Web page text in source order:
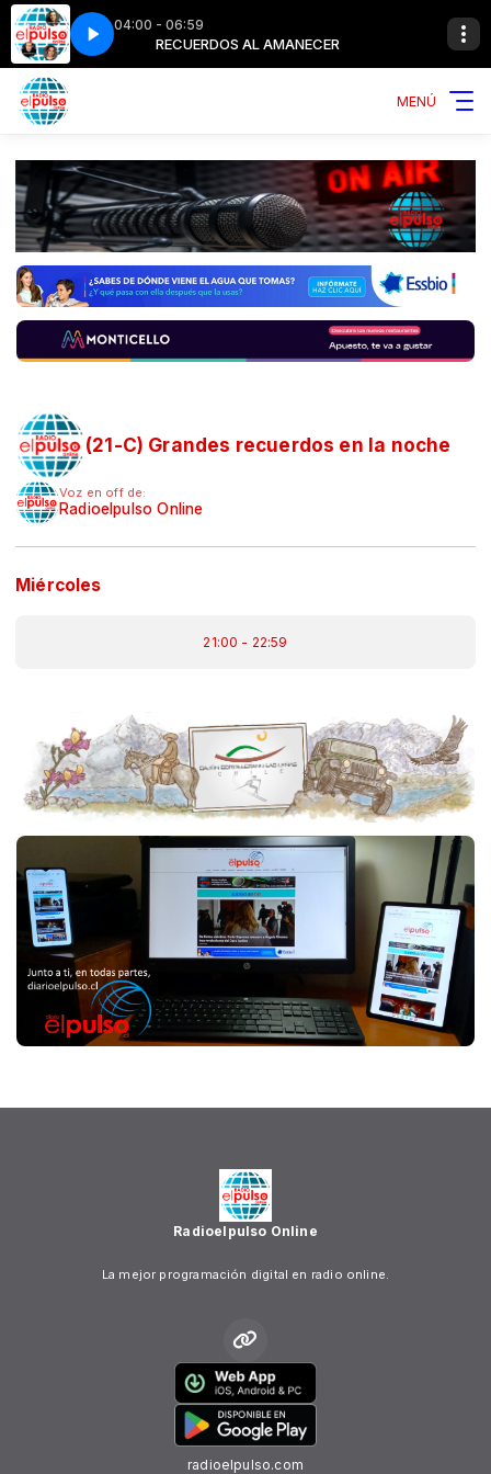
04:00 - 06:59
RECUERDOS AL AMANECER
Forever RICK ASTLEY - Togheter Forever
MENÚ
(21-C) Grandes recuerdos en la noche
Voz en off de:
Radioelpulso Online
Miércoles
21:00 - 22:59
Radioelpulso Online
La mejor programación digital en radio online.
radioelpulso.com